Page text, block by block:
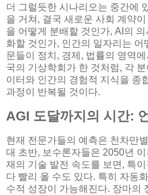
더 그럴듯한 시나리오는 중간에
을 거쳐, 결국 새로운 사회 계약
을 어떻게 분배할 것인가, AI의
화할 것인가, 인간의 일자리는 어
문들이 정치, 경제, 법률의 영역
국의 기상학회가 한 것처럼, 각
이터와 인간의 경험적 지식을 종
과정이 반복될 것이다.
AGI 도달까지의 시간:
현재 전문가들의 예측은 천차만
대 초반, 보수론자들은 2050년
재의 기술 발전 속도를 보면, 특
다 빨리 올 수도 있다. 특히 자동
수적 성장이 가능해진다. 장마의